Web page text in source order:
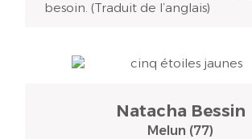
besoin. (Traduit de l’anglais)
Natacha Bessin
Melun (77)